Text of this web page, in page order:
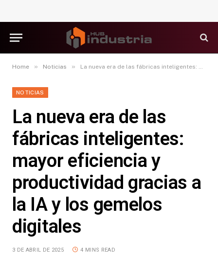
Home » Noticias » La nueva era de las fábricas inteligentes: mayor eficiencia y productividad gracias a la IA y los gemelos digitales
NOTICIAS
La nueva era de las
fábricas inteligentes:
mayor eficiencia y
productividad gracias a
la IA y los gemelos
digitales
3 DE ABRIL DE 2025 4 MINS READ